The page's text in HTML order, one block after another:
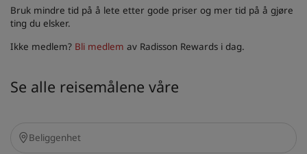
Bruk mindre tid på å lete etter gode priser og mer tid på å gjøre
ting du elsker.
Ikke medlem? Bli medlem av Radisson Rewards i dag.
Se alle reisemålene våre